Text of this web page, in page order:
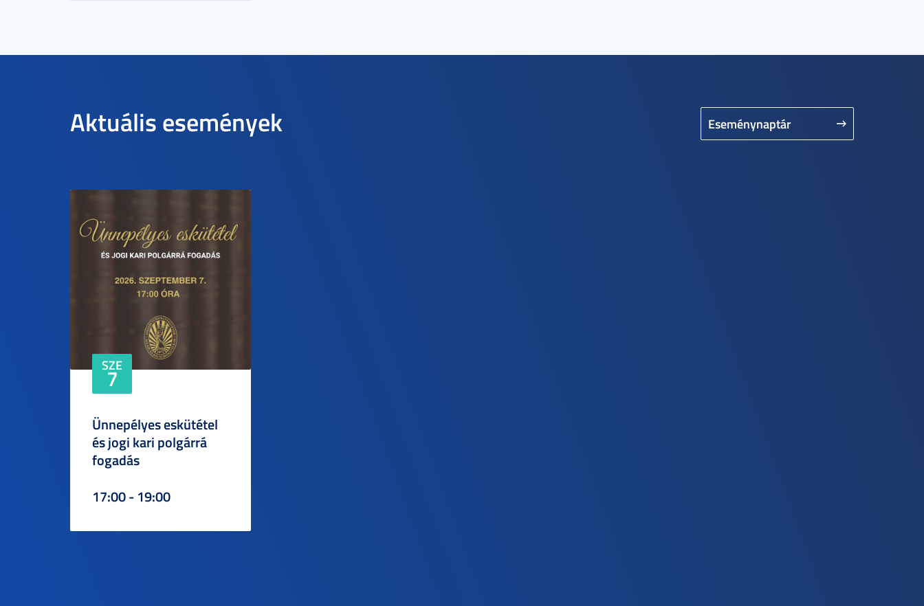
Aktuális események Eseménynaptár
SZE
7
Ünnepélyes eskütétel
és jogi kari polgárrá
fogadás
17:00 - 19:00